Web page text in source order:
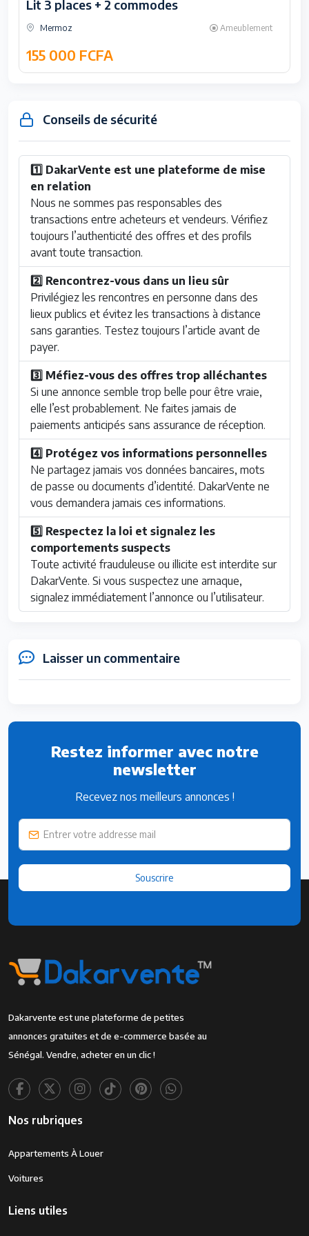
Lit 3 places + 2 commodes
Mermoz Ameublement
155 000 FCFA
Conseils de sécurité
1️⃣ DakarVente est une plateforme de mise
en relation
Nous ne sommes pas responsables des
transactions entre acheteurs et vendeurs. Vérifiez
toujours l’authenticité des offres et des profils
avant toute transaction.
2️⃣ Rencontrez-vous dans un lieu sûr
Privilégiez les rencontres en personne dans des
lieux publics et évitez les transactions à distance
sans garanties. Testez toujours l’article avant de
payer.
3️⃣ Méfiez-vous des offres trop alléchantes
Si une annonce semble trop belle pour être vraie,
elle l’est probablement. Ne faites jamais de
paiements anticipés sans assurance de réception.
4️⃣ Protégez vos informations personnelles
Ne partagez jamais vos données bancaires, mots
de passe ou documents d’identité. DakarVente ne
vous demandera jamais ces informations.
5️⃣ Respectez la loi et signalez les
comportements suspects
Toute activité frauduleuse ou illicite est interdite sur
DakarVente. Si vous suspectez une arnaque,
signalez immédiatement l’annonce ou l’utilisateur.
Laisser un commentaire
Restez informer avec notre
newsletter
Recevez nos meilleurs annonces !
Souscrire
Dakarvente est une plateforme de petites
annonces gratuites et de e-commerce basée au
Sénégal. Vendre, acheter en un clic !
Nos rubriques
Appartements À Louer
Voitures
Liens utiles